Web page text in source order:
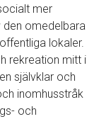
mer
den omedelbara
lokaler.
rekreation mitt i
självklar och
inomhusstråk
och